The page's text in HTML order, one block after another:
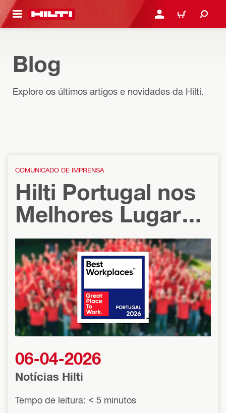
CONTENT ENTRAR OU REGISTAR
CARRINHO
Blog
Explore os últimos artigos e novidades da Hilti.
COMUNICADO DE IMPRENSA
Hilti Portugal nos
Melhores Lugares
para Trabalhar em
Portugal
06-04-2026
Notícias Hilti
Tempo de leitura: < 5 minutos